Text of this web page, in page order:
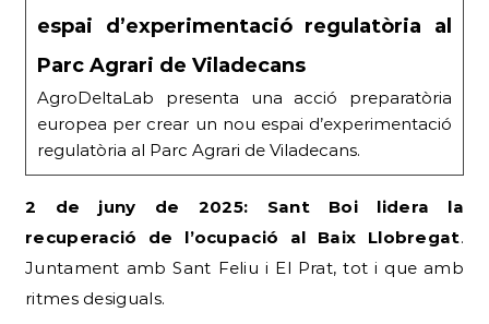
espai d’experimentació regulatòria al
Parc Agrari de Viladecans
AgroDeltaLab presenta una acció preparatòria
europea per crear un nou espai d’experimentació
regulatòria al Parc Agrari de Viladecans.
2 de juny de 2025: Sant Boi lidera la
recuperació de l’ocupació al Baix Llobregat.
Juntament amb Sant Feliu i El Prat, tot i que amb
ritmes desiguals.